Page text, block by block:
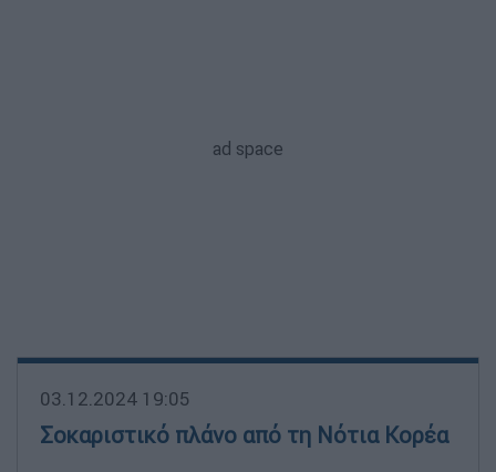
03.12.2024 19:05
Σοκαριστικό πλάνο από τη Νότια Κορέα